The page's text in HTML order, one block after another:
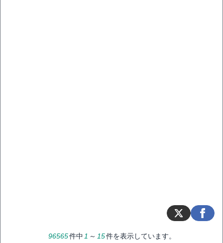
96565件中 1 ～ 15件を表示しています。